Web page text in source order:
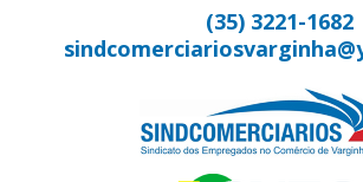
(35) 3221-1682